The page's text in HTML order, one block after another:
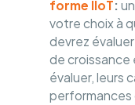
forme IIoT:
votre choix à
devrez
de
évaluer, leurs